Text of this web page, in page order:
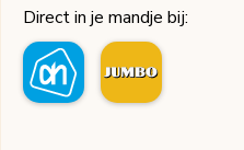
Direct in je mandje bij: